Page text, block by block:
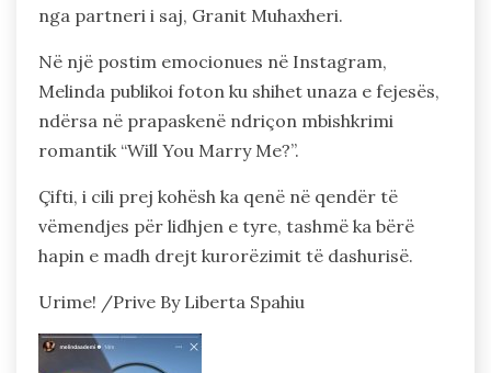
nga partneri i saj, Granit Muhaxheri.
Në një postim emocionues në Instagram,
Melinda publikoi foton ku shihet unaza e fejesës,
ndërsa në prapaskenë ndriçon mbishkrimi
romantik “Will You Marry Me?”.
Çifti, i cili prej kohësh ka qenë në qendër të
vëmendjes për lidhjen e tyre, tashmë ka bërë
hapin e madh drejt kurorëzimit të dashurisë.
Urime! /Prive By Liberta Spahiu